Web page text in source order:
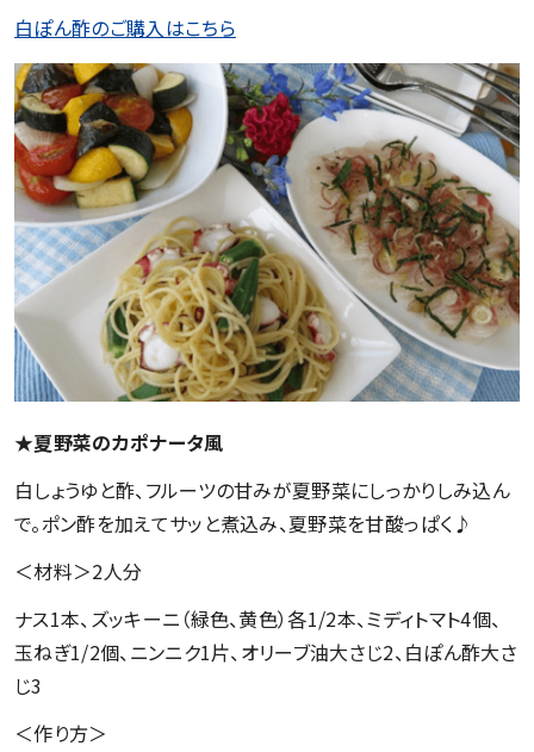
白ぽん酢のご購入はこちら
★夏野菜のカポナータ風
白しょうゆと酢、フルーツの甘みが夏野菜にしっかりしみ込ん
で。ポン酢を加えてサッと煮込み、夏野菜を甘酸っぱく♪
＜材料＞2人分
ナス1本、ズッキーニ（緑色、黄色）各1/2本、ミディトマト4個、
玉ねぎ1/2個、ニンニク1片、オリーブ油大さじ2、白ぽん酢大さ
じ3
＜作り方＞